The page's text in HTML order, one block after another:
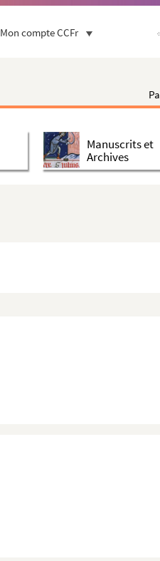
Mon compte CCFr
Manuscrits et
Archives